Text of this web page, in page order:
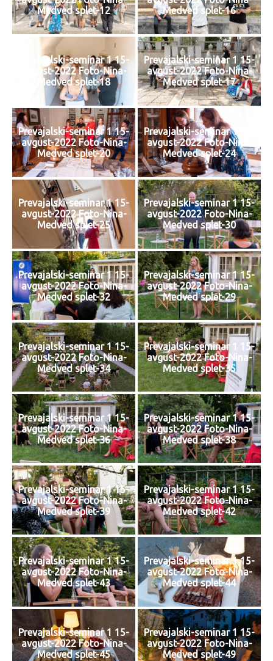
Medved splet-12
Medved splet-16
Prevajalski-seminar 1 15-
avgust-2022 Foto-Nina-
Medved splet-18
Prevajalski-seminar 1 15-
avgust-2022 Foto-Nina-
Medved splet-17
Prevajalski-seminar 1 15-
avgust-2022 Foto-Nina-
Medved splet-20
Prevajalski-seminar 1 15-
avgust-2022 Foto-Nina-
Medved splet-24
Prevajalski-seminar 1 15-
avgust-2022 Foto-Nina-
Medved splet-25
Prevajalski-seminar 1 15-
avgust-2022 Foto-Nina-
Medved splet-30
Prevajalski-seminar 1 15-
avgust-2022 Foto-Nina-
Medved splet-32
Prevajalski-seminar 1 15-
avgust-2022 Foto-Nina-
Medved splet-29
Prevajalski-seminar 1 15-
avgust-2022 Foto-Nina-
Medved splet-34
Prevajalski-seminar 1 15-
avgust-2022 Foto-Nina-
Medved splet-35
Prevajalski-seminar 1 15-
avgust-2022 Foto-Nina-
Medved splet-36
Prevajalski-seminar 1 15-
avgust-2022 Foto-Nina-
Medved splet-38
Prevajalski-seminar 1 15-
avgust-2022 Foto-Nina-
Medved splet-39
Prevajalski-seminar 1 15-
avgust-2022 Foto-Nina-
Medved splet-42
Prevajalski-seminar 1 15-
avgust-2022 Foto-Nina-
Medved splet-43
Prevajalski-seminar 1 15-
avgust-2022 Foto-Nina-
Medved splet-44
Prevajalski-seminar 1 15-
avgust-2022 Foto-Nina-
Medved splet-45
Prevajalski-seminar 1 15-
avgust-2022 Foto-Nina-
Medved splet-49